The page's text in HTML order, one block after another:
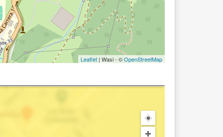
Leaflet | Wasi - ©OpenStreetMap